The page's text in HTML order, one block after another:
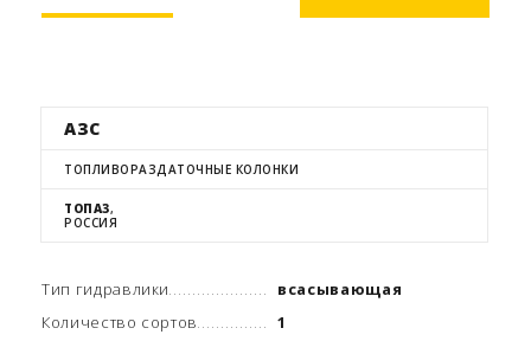
АЗС
ТОПЛИВОРАЗДАТОЧНЫЕ КОЛОНКИ
ТОПАЗ,
РОССИЯ
Тип гидравлики
всасывающая
Количество сортов
1